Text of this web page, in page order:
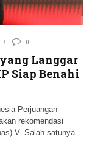
0
Langgar
Siap Benahi
Perjuangan
rekomendasi
V. Salah satunya